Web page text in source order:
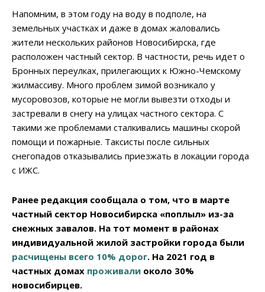
Напомним, в этом году на воду в подполе, на
земельных участках и даже в домах жаловались
жители нескольких районов Новосибирска, где
расположен частный сектор. В частности, речь идет о
Бронных переулках, прилегающих к Южно-Чемскому
жилмассиву. Много проблем зимой возникало у
мусоровозов, которые не могли вывезти отходы и
застревали в снегу на улицах частного сектора. С
такими же проблемами сталкивались машины скорой
помощи и пожарные. Таксисты после сильных
снегопадов отказывались приезжать в локации города
с ИЖС.
Ранее редакция сообщала о том, что в марте
частный сектор Новосибирска «поплыл» из-за
снежных завалов. На тот момент в районах
индивидуальной жилой застройки города были
расчищены всего 10% дорог. На 2021 год в
частных домах проживали около 30%
новосибирцев.